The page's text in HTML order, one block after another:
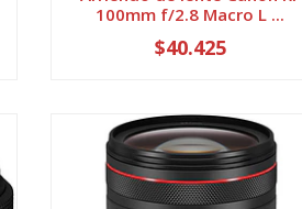
100mm f/2.8 Macro L ...
$40.425